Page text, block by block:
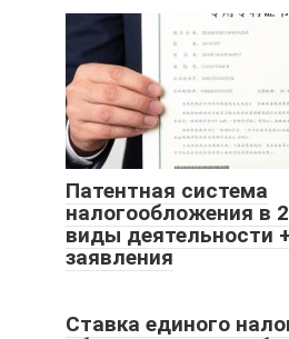
Патентная система
налогообложения в
виды деятельности
заявления
Ставка единого